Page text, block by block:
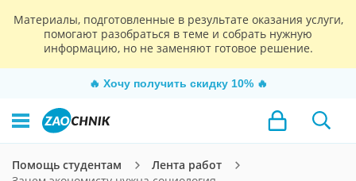
Материалы, подготовленные в результате оказания услуги,
помогают разобраться в теме и собрать нужную
информацию, но не заменяют готовое решение.
🔥 Хочу получить скидку 10% 🔥
Помощь студентам
Лента работ